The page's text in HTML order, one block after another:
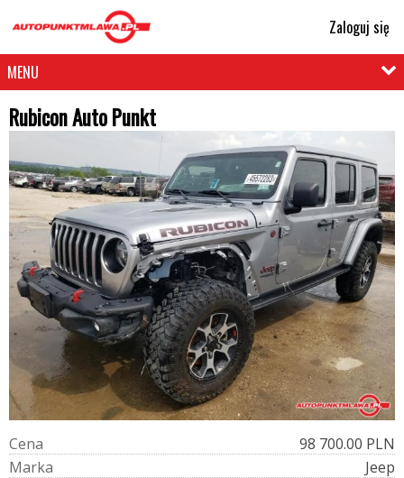
Zaloguj się
MENU
Rubicon Auto Punkt
Cena
98 700.00 PLN
Marka
Jeep